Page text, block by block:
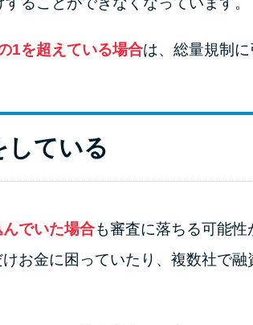
1を超えている場合は、総量規制
している
でいた場合も審査に落ちる可能性
お金に困っていたり、複数社で